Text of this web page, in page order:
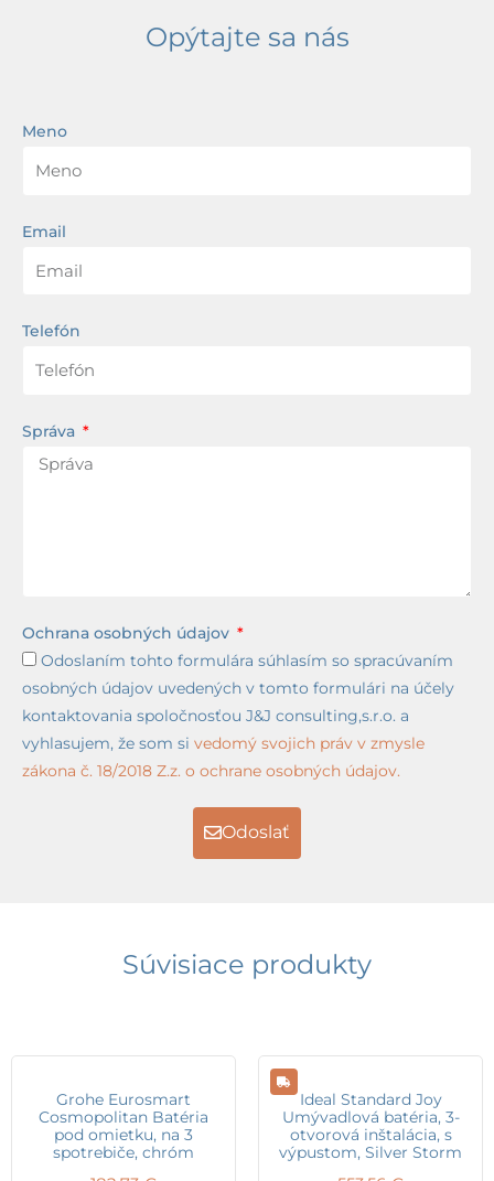
Opýtajte sa nás
Meno
Email
Telefón
Správa
Ochrana osobných údajov
Odoslaním tohto formulára súhlasím so spracúvaním
osobných údajov uvedených v tomto formulári na účely
kontaktovania spoločnosťou J&J consulting,s.r.o. a
vyhlasujem, že som si vedomý svojich práv v zmysle
zákona č. 18/2018 Z.z. o ochrane osobných údajov.
Odoslať
Súvisiace produkty
Grohe Eurosmart
Cosmopolitan Batéria
pod omietku, na 3
spotrebiče, chróm
Ideal Standard Joy
Umývadlová batéria, 3-
otvorová inštalácia, s
výpustom, Silver Storm